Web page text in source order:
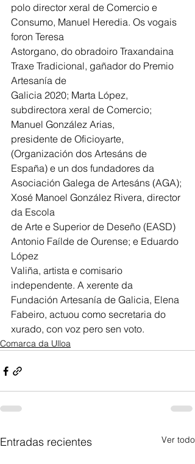
polo director xeral de Comercio e
Consumo, Manuel Heredia. Os vogais
foron Teresa
Astorgano, do obradoiro Traxandaina
Traxe Tradicional, gañador do Premio
Artesanía de
Galicia 2020; Marta López,
subdirectora xeral de Comercio;
Manuel González Arias,
presidente de Oficioyarte,
(Organización dos Artesáns de
España) e un dos fundadores da
Asociación Galega de Artesáns (AGA);
Xosé Manoel González Rivera, director
da Escola
de Arte e Superior de Deseño (EASD)
Antonio Faílde de Ourense; e Eduardo
López
Valiña, artista e comisario
independente. A xerente da
Fundación Artesanía de Galicia, Elena
Fabeiro, actuou como secretaria do
xurado, con voz pero sen voto.
Comarca da Ulloa
Entradas recientes Ver todo